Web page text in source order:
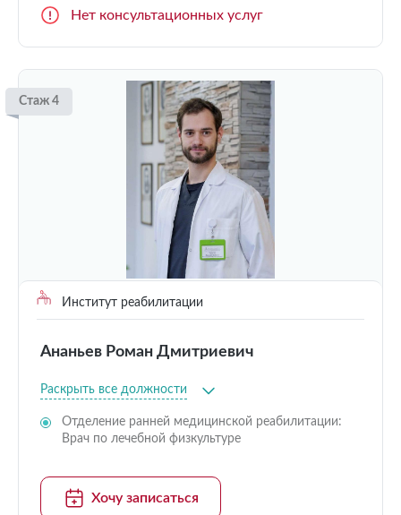
Нет консультационных услуг
Стаж 4
Институт реабилитации
Ананьев Роман Дмитриевич
Раскрыть все должности
Отделение ранней медицинской реабилитации:
Врач по лечебной физкультуре
Хочу записаться